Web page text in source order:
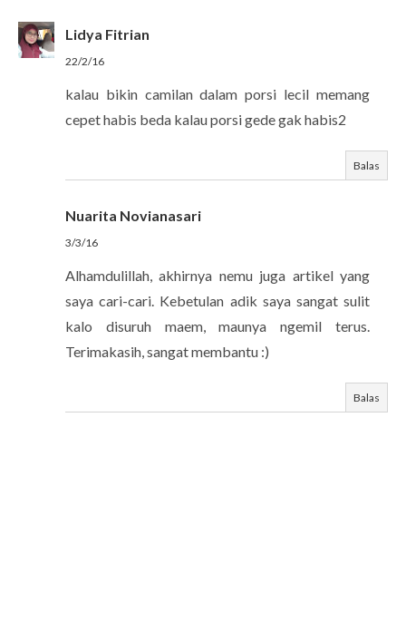
Lidya Fitrian
22/2/16
kalau bikin camilan dalam porsi lecil memang
cepet habis beda kalau porsi gede gak habis2
Balas
Nuarita Novianasari
3/3/16
Alhamdulillah, akhirnya nemu juga artikel yang
saya cari-cari. Kebetulan adik saya sangat sulit
kalo disuruh maem, maunya ngemil terus.
Terimakasih, sangat membantu :)
Balas